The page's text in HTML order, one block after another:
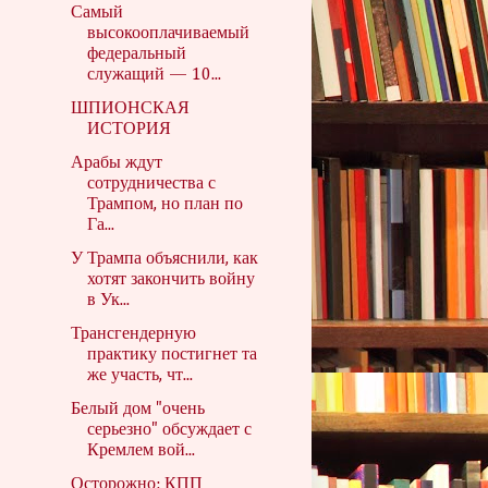
Самый
высокооплачиваемый
федеральный
служащий — 10...
ШПИОНСКАЯ
ИСТОРИЯ
Арабы ждут
сотрудничества с
Трампом, но план по
Га...
У Трампа объяснили, как
хотят закончить войну
в Ук...
Трансгендерную
практику постигнет та
же участь, чт...
Белый дом "очень
серьезно" обсуждает с
Кремлем вой...